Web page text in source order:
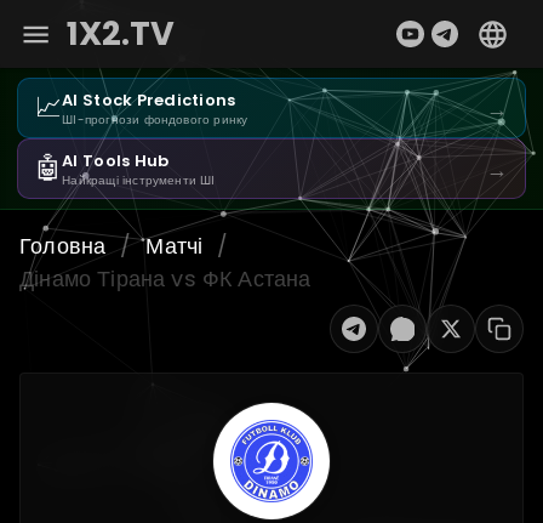
1X2.TV
📈AI Stock Predictions
ШІ-прогнози фондового ринку →
🤖AI Tools Hub
Найкращі інструменти ШІ →
Головна / Матчі /
Дінамо Тірана vs ФК Астана